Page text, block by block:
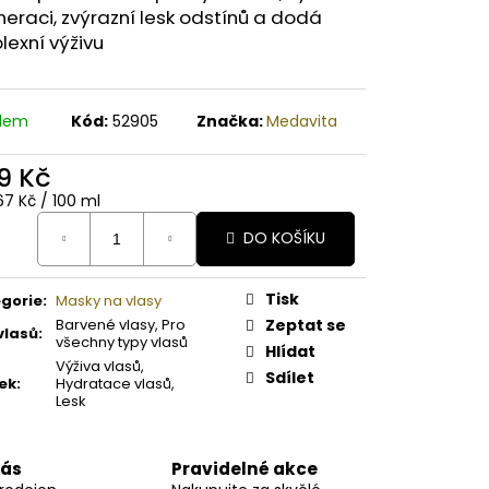
zvýrazní lesk odstínů a dodá
výživu
Kód: 52905 Značka:Medavita
Kč
Kč / 100 ml
DO KOŠÍKU
: Masky na vlasy
:
Barvené vlasy, Pro
všechny typy vlasů
:
Výživa vlasů,
Hydratace vlasů,
Lesk
Tisk
Zeptat se
Hlídat
Sdílet
Pravidelné akce
PAPAYA ORGANICKÉ
BAMBUCKÉ MÁSLO